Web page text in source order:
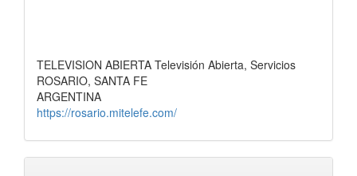
TELEVISION ABIERTA Televisión Abierta, Servicios
ROSARIO, SANTA FE
ARGENTINA
https://rosario.mitelefe.com/